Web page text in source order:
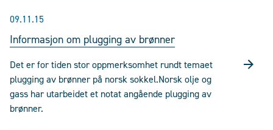
09.11.15
Informasjon om plugging av brønner
Det er for tiden stor oppmerksomhet rundt temaet
plugging av brønner på norsk sokkel.Norsk olje og
gass har utarbeidet et notat angående plugging av
brønner.